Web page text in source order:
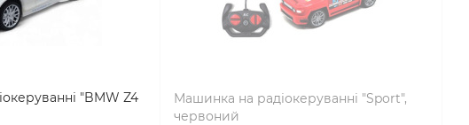
"BMW Z4
Машинка на радіокеруванні "Sport",
червоний